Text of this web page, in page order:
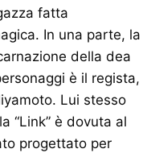
fatta
In una parte, la
della dea
è il regista,
Lui stesso
“Link” è dovuta al
progettato per